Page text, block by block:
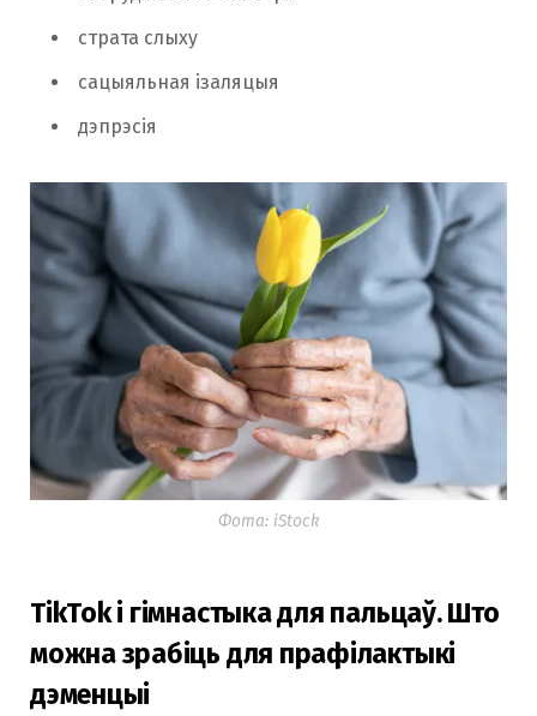
страта слыху
сацыяльная ізаляцыя
дэпрэсія
Фота: iStock
TikTok і гімнастыка для пальцаў. Што
можна зрабіць для прафілактыкі
дэменцыі